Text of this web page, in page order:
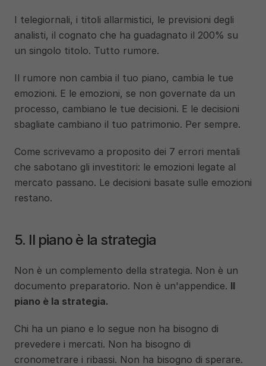
I telegiornali, i titoli allarmistici, le previsioni degli
analisti, il cognato che ha guadagnato il 200% su
un singolo titolo. Tutto rumore.
Il rumore non cambia il tuo piano, cambia le tue
emozioni. E le emozioni, se non governate da un
processo, cambiano le tue decisioni. E le decisioni
sbagliate cambiano il tuo patrimonio. Per sempre.
Come scrivevamo a proposito dei 7 errori mentali
che sabotano gli investitori: le emozioni legate al
mercato passano. Le decisioni basate sulle emozioni
restano.
5. Il piano è la strategia
Non è un complemento della strategia. Non è un
documento preparatorio. Non è un'appendice. Il
piano è la strategia.
Chi ha un piano e lo segue non ha bisogno di
prevedere i mercati. Non ha bisogno di
cronometrare i ribassi. Non ha bisogno di sperare.